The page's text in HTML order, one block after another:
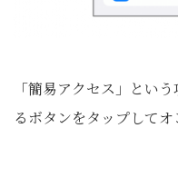
「簡易アクセス」とい
るボタンをタップしてオ